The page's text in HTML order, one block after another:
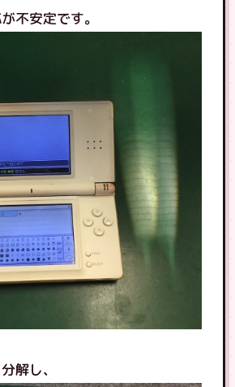
不安定です。
解し、